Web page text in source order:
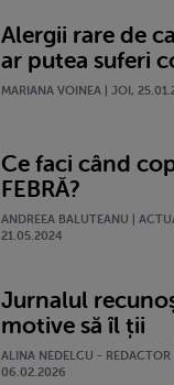
Alergii rare de
ar putea suferi
MARIANA VOINEA | JOI,
Ce faci când
FEBRĂ?
ANDREEA BALUTEANU |
21.05.2024
Jurnalul
motive să îl ții
ALINA NEDELCU - REDACTOR
06.02.2026